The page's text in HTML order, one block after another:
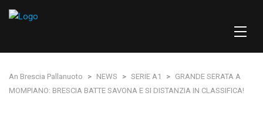
An Brescia Pallanuoto > NEWS > SERIE A1 > GRANDE SERATA A
MOMPIANO: BRESCIA BATTE SAVONA E SI DISTANZIA IN CLASSIFICA!